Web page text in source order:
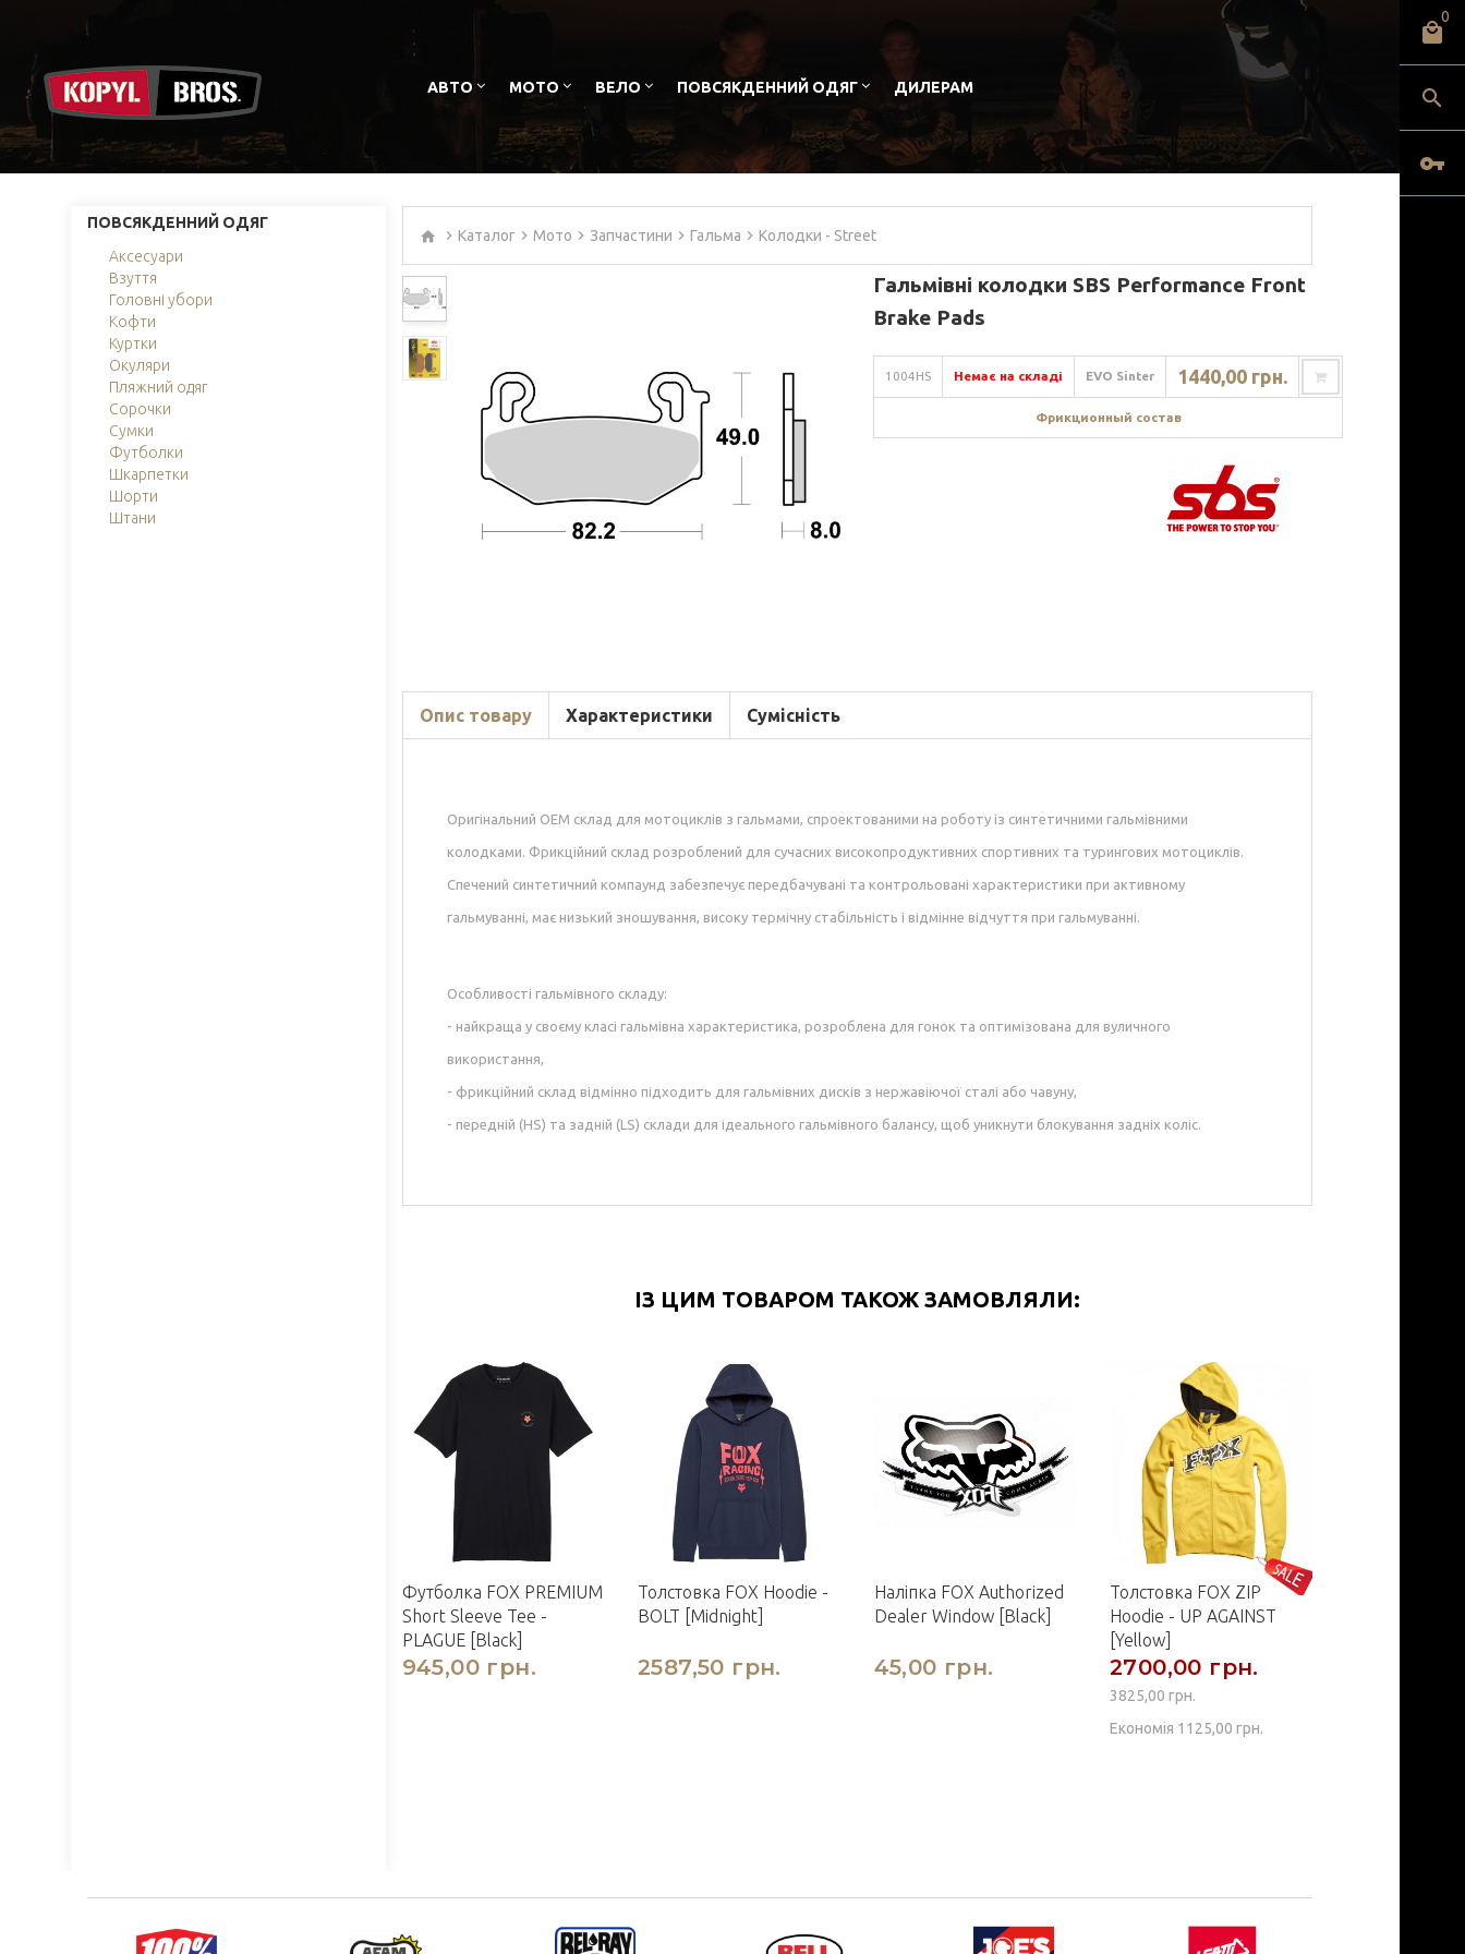
0
АВТО МОТО ВЕЛО ПОВСЯКДЕННИЙ ОДЯГ ДИЛЕРАМ
ПОВСЯКДЕННИЙ ОДЯГ
Аксесуари
Взуття
Головні убори
Кофти
Куртки
Окуляри
Пляжний одяг
Сорочки
Сумки
Футболки
Шкарпетки
Шорти
Штани
Каталог Мото Запчастини Гальма Колодки - Street
Гальмівні колодки SBS Performance Front
Brake Pads
1004HS Немає на складі EVO Sinter 1440,00 грн.
Фрикционный состав
Опис товару Характеристики Сумісність
Оригінальний OEM склад для мотоциклів з гальмами, спроектованими на роботу із синтетичними гальмівними
колодками. Фрикційний склад розроблений для сучасних високопродуктивних спортивних та турингових мотоциклів.
Спечений синтетичний компаунд забезпечує передбачувані та контрольовані характеристики при активному
гальмуванні, має низький зношування, високу термічну стабільність і відмінне відчуття при гальмуванні.
Особливості гальмівного складу:
- найкраща у своєму класі гальмівна характеристика, розроблена для гонок та оптимізована для вуличного
використання,
- фрикційний склад відмінно підходить для гальмівних дисків з нержавіючої сталі або чавуну,
- передній (HS) та задній (LS) склади для ідеального гальмівного балансу, щоб уникнути блокування задніх коліс.
ІЗ ЦИМ ТОВАРОМ ТАКОЖ ЗАМОВЛЯЛИ:
Футболка FOX PREMIUM
Short Sleeve Tee -
PLAGUE [Black]
945,00 грн.
Толстовка FOX Hoodie -
BOLT [Midnight]
2587,50 грн.
Наліпка FOX Authorized
Dealer Window [Black]
45,00 грн.
Толстовка FOX ZIP
Hoodie - UP AGAINST
[Yellow]
2700,00 грн.
3825,00 грн.
Економія 1125,00 грн.